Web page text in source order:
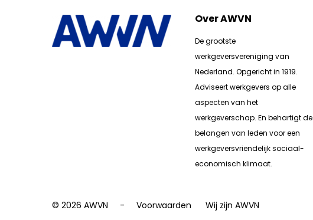
Over AWVN
De grootste
werkgeversvereniging van
Nederland. Opgericht in 1919.
Adviseert werkgevers op alle
aspecten van het
werkgeverschap. En behartigt de
belangen van leden voor een
werkgeversvriendelijk sociaal-
economisch klimaat.
© 2026 AWVN Voorwaarden Wij zijn AWVN